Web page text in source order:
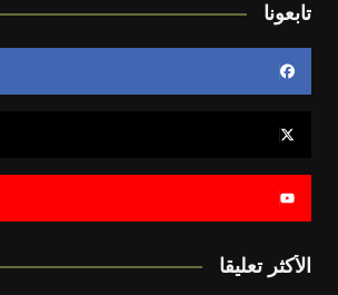
تابعونا
الأكثر تعليقا